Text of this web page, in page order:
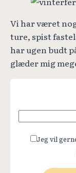
Vi har været
ture, spist
har ugen budt
glæder mig
Jeg vil